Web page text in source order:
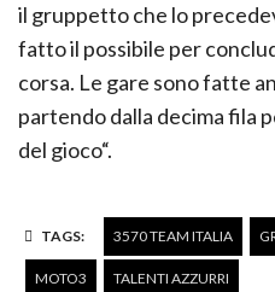
il gruppetto che lo
fatto il possibile per
corsa. Le gare sono fatte
partendo dalla decima fila
del gioco“.
TAGS: 3570 TEAM ITALIA
MOTO3 TALENTI AZZURRI